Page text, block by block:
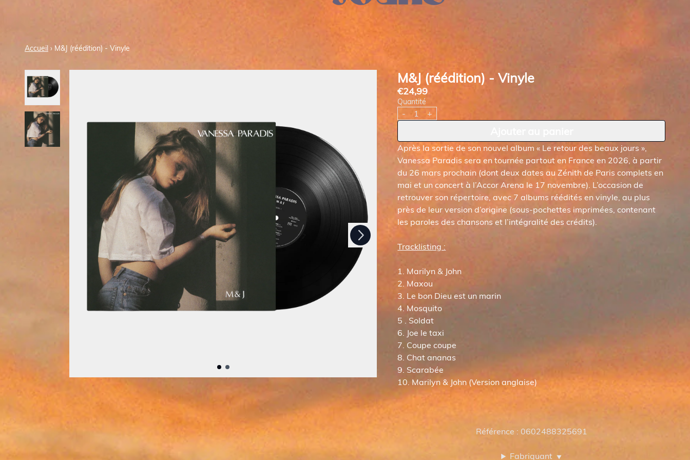
Accueil › M&J (réédition) - Vinyle
Suivant
M&J (réédition) - Vinyle
€24,99
Quantité
- +
Après la sortie de son nouvel album « Le retour des beaux jours »,
Vanessa Paradis sera en tournée partout en France en 2026, à partir
du 26 mars prochain (dont deux dates au Zénith de Paris complets en
mai et un concert à l’Accor Arena le 17 novembre). L’occasion de
retrouver son répertoire, avec 7 albums réédités en vinyle, au plus
près de leur version d’origine (sous-pochettes imprimées, contenant
les paroles des chansons et l’intégralité des crédits).
Tracklisting :
1. Marilyn & John
2. Maxou
3. Le bon Dieu est un marin
4. Mosquito
5 . Soldat
6. Joe le taxi
7. Coupe coupe
8. Chat ananas
9. Scarabée
10. Marilyn & John (Version anglaise)
Référence : 0602488325691
Fabriquant ▼